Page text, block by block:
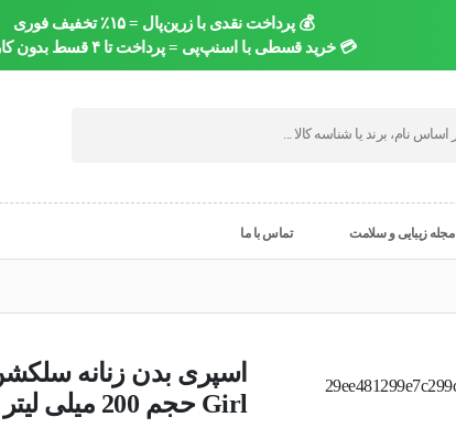
💰 پرداخت نقدی با زرین‌پال = ۱۵٪ تخفیف فوری
💳 خرید قسطی با اسنپ‌پی = پرداخت تا ۴ قسط بدون کارمزد
مجله زیبایی و سلامت تماس با ما
Girl حجم 200 میلی لیتر